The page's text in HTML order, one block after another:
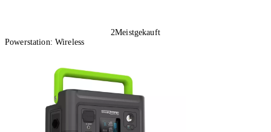
2Meistgekauft
Powerstation: Wireless